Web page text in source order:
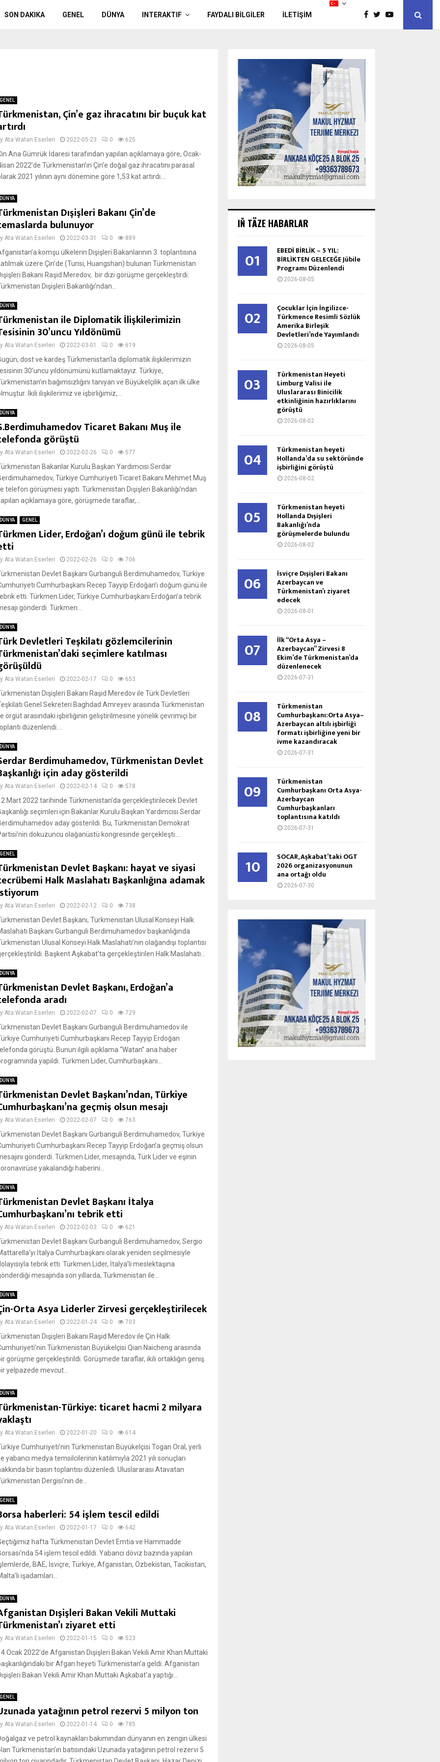
SON DAKIKA GENEL DÜNYA INTERAKTIF FAYDALI BİLGİLER İLETIŞIM
GENEL
Çin’e gaz ihracatını bir buçuk kat
Ata Watan Eserleri 2022-05-23 0 625
Ana Gümrük İdaresi tarafından yapılan açıklamaya göre, Ocak-
2022’de Türkmenistan’ın Çin’e doğal gaz ihracatını parasal
2021 yılının aynı dönemine göre 1,53 kat artırdı....
DÜNYA
Dışişleri Bakanı Çin’de
bulunuyor
Ata Watan Eserleri 2022-03-31 0 889
komşu ülkelerin Dışişleri Bakanlarının 3. toplantısına
üzere Çin’de (Tunsi, Huangshan) bulunan Türkmenistan
Bakanı Raşid Meredov, bir dizi görüşme gerçekleştirdi.
Dışişleri Bakanlığı’ndan...
DÜNYA
ile Diplomatik İlişkilerimizin
30’uncu Yıldönümü
Ata Watan Eserleri 2022-03-01 0 619
dost ve kardeş Türkmenistan’la diplomatik ilişkilerimizin
30’uncu yıldönümünü kutlamaktayız. Türkiye,
bağımsızlığını tanıyan ve Büyükelçilik açan ilk ülke
İkili ilişkilerimiz ve işbirliğimiz,...
DÜNYA
Ticaret Bakanı Muş ile
görüştü
Ata Watan Eserleri 2022-02-26 0 577
Bakanlar Kurulu Başkan Yardımcısı Serdar
Türkiye Cumhuriyeti Ticaret Bakanı Mehmet Muş
telefon görüşmesi yaptı. Türkmenistan Dışişleri Bakanlığı’ndan
açıklamaya göre, görüşmede taraflar,...
DÜNYA GENEL
Lider, Erdoğan’ı doğum günü ile tebrik
Ata Watan Eserleri 2022-02-26 0 706
Devlet Başkanı Gurbanguli Berdimuhamedov, Türkiye
Cumhurbaşkanı Recep Tayyip Erdoğan’ı doğum günü ile
etti. Türkmen Lider, Türkiye Cumhurbaşkanı Erdoğan’a tebrik
gönderdi. Türkmen...
DÜNYA
Devletleri Teşkilatı gözlemcilerinin
seçimlere katılması
Ata Watan Eserleri 2022-02-17 0 653
Dışişleri Bakanı Raşid Meredov ile Türk Devletleri
Genel Sekreteri Baghdad Amreyev arasında Türkmenistan
örgüt arasındaki işbirliğinin geliştirilmesine yönelik çevrimiçi bir
düzenlendi....
DÜNYA
Berdimuhamedov, Türkmenistan Devlet
için aday gösterildi
Ata Watan Eserleri 2022-02-14 0 578
Mart 2022 tarihinde Türkmenistan’da gerçekleştirilecek Devlet
seçimleri için Bakanlar Kurulu Başkan Yardımcısı Serdar
aday gösterildi. Bu, Türkmenistan Demokrat
dokuzuncu olağanüstü kongresinde gerçekleşti....
GENEL
Devlet Başkanı: hayat ve siyasi
Halk Maslahatı Başkanlığına adamak
Ata Watan Eserleri 2022-02-12 0 738
Devlet Başkanı, Türkmenistan Ulusal Konseyi Halk
Başkanı Gurbanguli Berdimuhamedov başkanlığında
Ulusal Konseyi Halk Maslahatı’nın olağandışı toplantısı
Başkent Aşkabat’ta gerçekleştirilen Halk Maslahatı...
DÜNYA
Devlet Başkanı, Erdoğan’a
aradı
Ata Watan Eserleri 2022-02-07 0 729
Devlet Başkanı Gurbanguli Berdimuhamedov ile
Cumhuriyeti Cumhurbaşkanı Recep Tayyip Erdoğan
görüştü. Bunun ilgili açıklama “Watan” ana haber
yapıldı. Türkmen Lider, Cumhurbaşkanı...
DÜNYA
Devlet Başkanı’ndan, Türkiye
geçmiş olsun mesajı
Ata Watan Eserleri 2022-02-07 0 763
Devlet Başkanı Gurbanguli Berdimuhamedov, Türkiye
Cumhurbaşkanı Recep Tayyip Erdoğan’a geçmiş olsun
gönderdi. Türkmen Lider, mesajında, Türk Lider ve eşinin
yakalandığı haberini...
DÜNYA
Devlet Başkanı İtalya
tebrik etti
Ata Watan Eserleri 2022-02-03 0 621
Devlet Başkanı Gurbanguli Berdimuhamedov, Sergio
İtalya Cumhurbaşkanı olarak yeniden seçilmesiyle
tebrik etti. Türkmen Lider, İtalya’lı meslektaşına
mesajında son yıllarda, Türkmenistan ile...
DÜNYA
Orta Asya Liderler Zirvesi gerçekleştirilecek
Ata Watan Eserleri 2022-01-24 0 703
Dışişleri Bakanı Raşid Meredov ile Çin Halk
Türkmenistan Büyükelçisi Qian Naicheng arasında
görüşme gerçekleştirildi. Görüşmede taraflar, ikili ortaklığın geniş
yelpazede mevcut...
DÜNYA
Türkiye: ticaret hacmi 2 milyara
Ata Watan Eserleri 2022-01-20 0 614
Cumhuriyeti’nin Türkmenistan Büyükelçisi Togan Oral, yerli
yabancı medya temsilcilerinin katılımıyla 2021 yılı sonuçları
bir basın toplantısı düzenledi. Uluslararası Atavatan
Dergisi’nin de...
GENEL
haberleri: 54 işlem tescil edildi
Ata Watan Eserleri 2022-01-17 0 642
hafta Türkmenistan Devlet Emtia ve Hammadde
54 işlem tescil edildi. Yabanci döviz bazında yapılan
BAE, İsviçre, Türkiye, Afganistan, Özbekistan, Tacikistan,
işadamları...
DÜNYA
Dışişleri Bakan Vekili Muttaki
ziyaret etti
Ata Watan Eserleri 2022-01-15 0 523
Ocak 2022’de Afganistan Dışişleri Bakan Vekili Amir Khan Muttaki
bir Afgan heyeti Türkmenistan’a geldi. Afganistan
Bakan Vekili Amir Khan Muttaki Aşkabat’a yaptığı...
GENEL
yatağının petrol rezervi 5 milyon ton
Ata Watan Eserleri 2022-01-14 0 785
ve petrol kaynakları bakımından dünyanın en zengin ülkesi
Türkmenistan’ın batısındaki Uzunada yatağının petrol rezervi 5
IŇ TÄZE HABARLAR
01 EBEDİ BİRLİK – 5 YIL:
BİRLİKTEN GELECEĞE Jübile
Programı Düzenlendi
2026-08-05
02 Çocuklar İçin İngilizce-
Türkmence Resimli Sözlük
Amerika Birleşik
Devletleri’nde Yayımlandı
2026-08-05
03 Türkmenistan Heyeti
Limburg Valisi ile
Uluslararası Binicilik
etkinliğinin hazırlıklarını
görüştü
2026-08-02
04 Türkmenistan heyeti
Hollanda’da su sektöründe
işbirliğini görüştü
2026-08-02
05 Türkmenistan heyeti
Hollanda Dışişleri
Bakanlığı’nda
görüşmelerde bulundu
2026-08-02
06 İsviçre Dışişleri Bakanı
Azerbaycan ve
Türkmenistan’ı ziyaret
edecek
2026-08-01
07 İlk “Orta Asya –
Azerbaycan” Zirvesi 8
Ekim’de Türkmenistan’da
düzenlenecek
2026-07-31
08 Türkmenistan
Cumhurbaşkanı:Orta Asya–
Azerbaycan altılı işbirliği
formatı işbirliğine yeni bir
ivme kazandıracak
2026-07-31
09 Türkmenistan
Cumhurbaşkanı Orta Asya-
Azerbaycan
Cumhurbaşkanları
toplantısına katıldı
2026-07-31
10 SOCAR, Aşkabat’taki OGT
2026 organizasyonunun
ana ortağı oldu
2026-07-30